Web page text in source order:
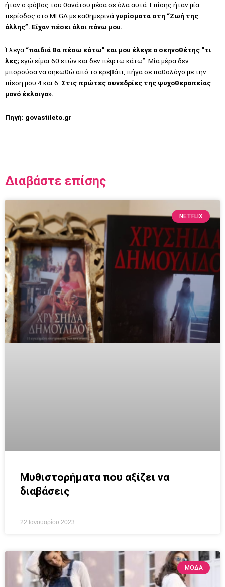
ήταν ο φόβος του θανάτου μέσα σε όλα αυτά. Επίσης ήταν μία
περίοδος στο MEGA με καθημερινάγυρίσματα στη “Ζωή της
άλλης”. Είχαν πέσει όλοι πάνω μου.
Έλεγα “παιδιά θα πέσω κάτω” και μου έλεγε ο σκηνοθέτης “τι
λες; εγώ είμαι 60 ετών και δεν πέφτω κάτω”. Μία μέρα δεν
μπορούσα να σηκωθώ από το κρεβάτι, πήγα σε παθολόγο με την
πίεση μου 4 και 6. Στις πρώτες συνεδρίες της ψυχοθεραπείας
μονό έκλαιγα».
Πηγή: govastileto.gr
Διαβάστε επίσης
NETFLIX
Μυθιστορήματα που αξίζει να
διαβάσεις
22 Ιανουαρίου 2023
ΜΟΔΑ